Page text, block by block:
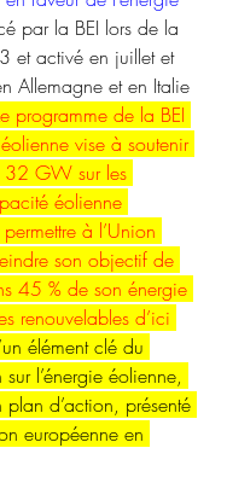
par la BEI lors de la
et activé en juillet et
Allemagne et en Italie
programme de la BEI
vise à soutenir
GW sur les
éolienne
à l’Union
son objectif de
45 % de son énergie
renouvelables d’ici
élément clé du
l’énergie éolienne,
d’action, présenté
européenne en